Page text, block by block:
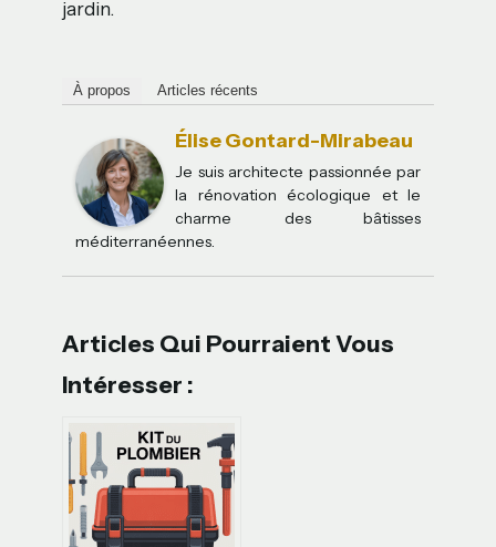
jardin.
À propos Articles récents
Élise Gontard-Mirabeau
Je suis architecte passionnée par
la rénovation écologique et le
charme des bâtisses
méditerranéennes.
Articles Qui Pourraient Vous
Intéresser :